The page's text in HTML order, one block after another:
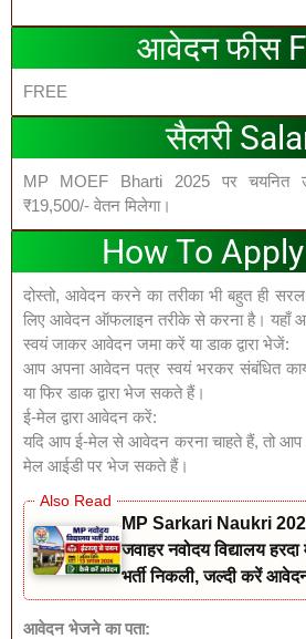
आवेदन फीस
FREE
सैलरी
MP MOEF Bharti 2025 पर चयनित
₹19,500/- वेतन मिलेगा।
How To
दोस्तो, आवेदन करने का तरीका भी बहुत ही
लिए आवेदन ऑफलाइन तरीके से करना है। यहाँ
स्वयं जाकर आवेदन जमा करें या डाक द्वारा भेजें:
आप अपना आवेदन पत्र स्वयं भरकर संबंधित
या फिर डाक द्वारा भेज सकते हैं।
ई-मेल द्वारा आवेदन करें:
यदि आप ई-मेल से आवेदन करना चाहते हैं, तो आप
मेल आईडी पर भेज सकते हैं।
MP Sarkari Naukri
जवाहर नवोदय विद्यालय
भर्ती निकली, जल्दी करें
आवेदन भेजने का पता: